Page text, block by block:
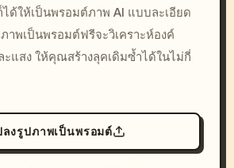
c, cyberpunk sunset, neon
colors, 8k --v 6.0
ด้ให้เป็นพรอมต์ภาพ AI แบบละเอียด
าพเป็นพรอมต์ฟรีจะวิเคราะห์องค์
แสง ให้คุณสร้างลุคเดิมซ้ำได้ในไม่กี่
ลงรูปภาพเป็นพรอมต์